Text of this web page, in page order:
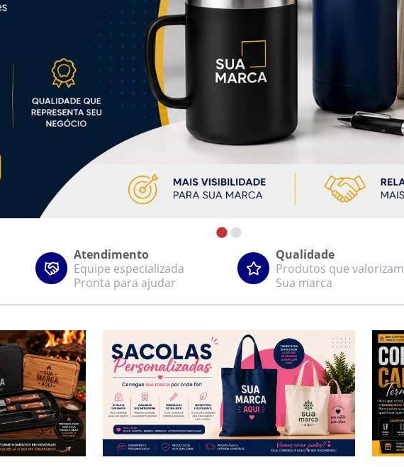
Atendimento
Equipe especializada
Pronta para ajudar
Qualidade
Produtos que valorizam
Sua marca